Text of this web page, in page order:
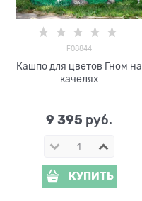
F08844
Кашпо для цветов Гном на
качелях
9 395 руб.
КУПИТЬ